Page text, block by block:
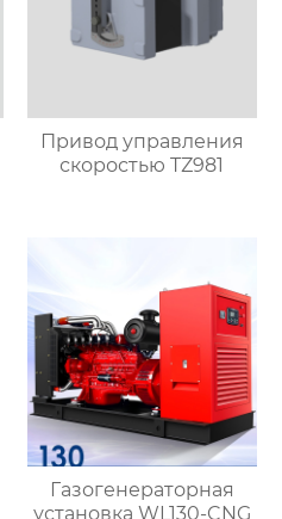
Привод управления
скоростью TZ981
Газогенераторная
установка WL130-CNG